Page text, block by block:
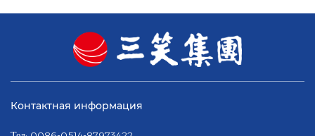
Контактная информация